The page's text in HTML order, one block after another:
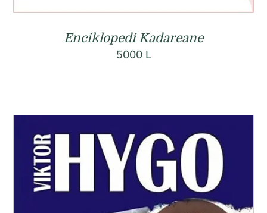
Enciklopedi Kadareane
5000 L